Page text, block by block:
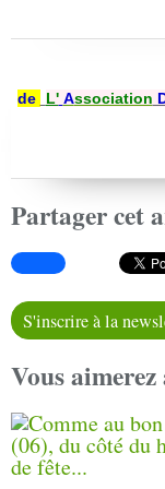
de
L' Association
Partager cet
S'inscrire à la
Vous aimerez